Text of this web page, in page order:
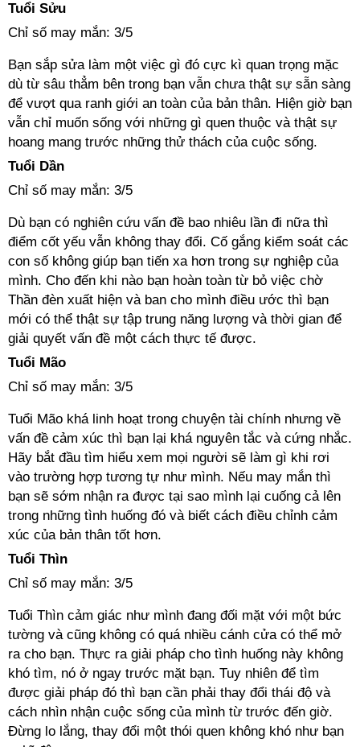
Tuổi Sửu
Chỉ số may mắn: 3/5
Bạn sắp sửa làm một việc gì đó cực kì quan trọng mặc
dù từ sâu thẳm bên trong bạn vẫn chưa thật sự sẵn sàng
để vượt qua ranh giới an toàn của bản thân. Hiện giờ bạn
vẫn chỉ muốn sống với những gì quen thuộc và thật sự
hoang mang trước những thử thách của cuộc sống.
Tuổi Dần
Chỉ số may mắn: 3/5
Dù bạn có nghiên cứu vấn đề bao nhiêu lần đi nữa thì
điểm cốt yếu vẫn không thay đổi. Cố gắng kiểm soát các
con số không giúp bạn tiến xa hơn trong sự nghiệp của
mình. Cho đến khi nào bạn hoàn toàn từ bỏ việc chờ
Thần đèn xuất hiện và ban cho mình điều ước thì bạn
mới có thể thật sự tập trung năng lượng và thời gian để
giải quyết vấn đề một cách thực tế được.
Tuổi Mão
Chỉ số may mắn: 3/5
Tuổi Mão khá linh hoạt trong chuyện tài chính nhưng về
vấn đề cảm xúc thì bạn lại khá nguyên tắc và cứng nhắc.
Hãy bắt đầu tìm hiểu xem mọi người sẽ làm gì khi rơi
vào trường hợp tương tự như mình. Nếu may mắn thì
bạn sẽ sớm nhận ra được tại sao mình lại cuống cả lên
trong những tình huống đó và biết cách điều chỉnh cảm
xúc của bản thân tốt hơn.
Tuổi Thìn
Chỉ số may mắn: 3/5
Tuổi Thìn cảm giác như mình đang đối mặt với một bức
tường và cũng không có quá nhiều cánh cửa có thể mở
ra cho bạn. Thực ra giải pháp cho tình huống này không
khó tìm, nó ở ngay trước mặt bạn. Tuy nhiên để tìm
được giải pháp đó thì bạn cần phải thay đổi thái độ và
cách nhìn nhận cuộc sống của mình từ trước đến giờ.
Đừng lo lắng, thay đổi một thói quen không khó như bạn